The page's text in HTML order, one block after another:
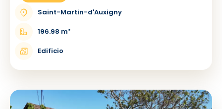
Saint-Martin-d'Auxigny
196.98 m²
Edificio